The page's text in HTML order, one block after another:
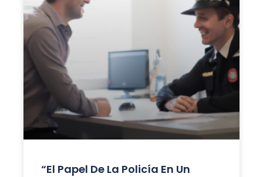
“El Papel De La Policía En Un